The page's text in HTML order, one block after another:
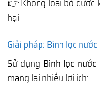
hại
Giải pháp: Bình lọc
Sử dụng Bình lọc
mang lại nhiều lợi ích: